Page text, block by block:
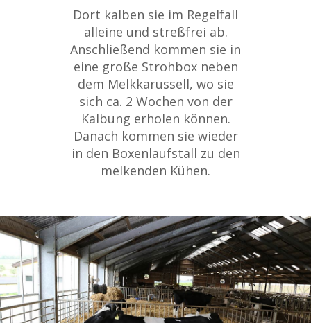
Dort kalben sie im Regelfall
alleine und streßfrei ab.
Anschließend kommen sie in
eine große Strohbox neben
dem Melkkarussell, wo sie
sich ca. 2 Wochen von der
Kalbung erholen können.
Danach kommen sie wieder
in den Boxenlaufstall zu den
melkenden Kühen.